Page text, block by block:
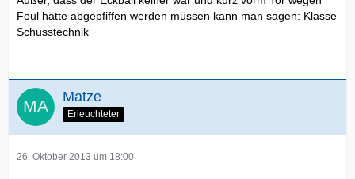
Foul hätte abgepfiffen werden müssen kann man sagen: Klasse
Schusstechnik
Matze
Erleuchteter
26. Oktober 2013 um 18:00